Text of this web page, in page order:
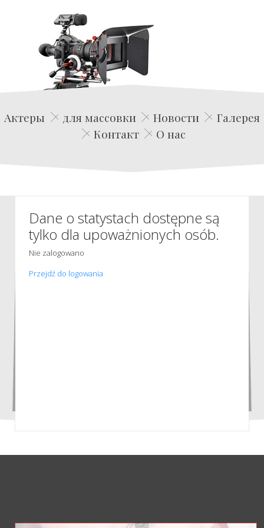
Edwin Film Agencja Aktorska
Актеры для массовки Новости
Галерея
Контакт
О нас
Dane o statystach dostępne są
tylko dla upoważnionych osób.
Nie zalogowano
Przejdź do logowania